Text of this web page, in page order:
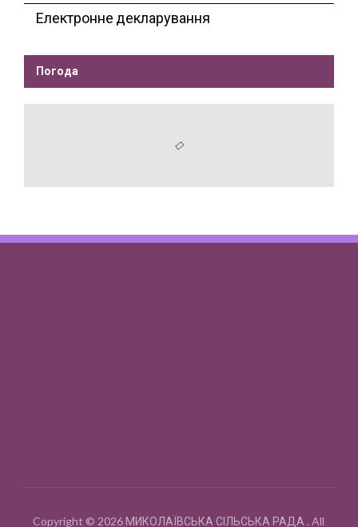
Електронне декларування
Погода
Copyright © 2026 МИКОЛАЇВСЬКА СІЛЬСЬКА РАДА . All